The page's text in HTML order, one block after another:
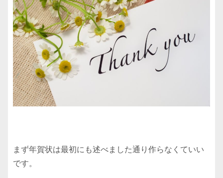
まず年賀状は最初にも述べました通り作らなくていい
です。